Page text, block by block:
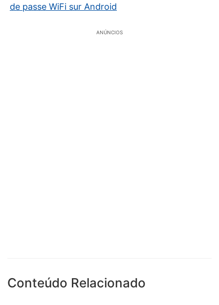
de passe WiFi sur Android
ANÚNCIOS
Conteúdo Relacionado